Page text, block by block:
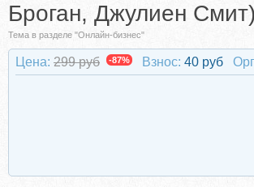
Броган, Джулиен Смит)
Тема в разделе "Онлайн-бизнес"
Цена: 299 руб -87% Взнос: 40 руб